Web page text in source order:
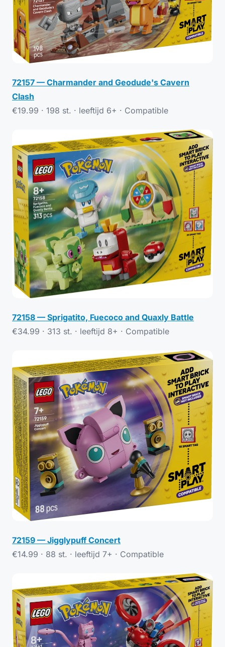
72157 — Charmander and Geodude's Cavern
Clash
€19.99 · 198 st. · leeftijd 6+ · Compatible
72158 — Sprigatito, Fuecoco and Quaxly Battle
€34.99 · 313 st. · leeftijd 8+ · Compatible
72159 — Jigglypuff Concert
€14.99 · 88 st. · leeftijd 7+ · Compatible